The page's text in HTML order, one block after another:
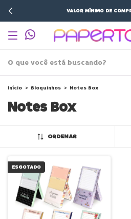
VALOR MÍNIMO DE
Início > Bloquinhos > Notes Box
Notes Box
ORDENAR
ESGOTADO